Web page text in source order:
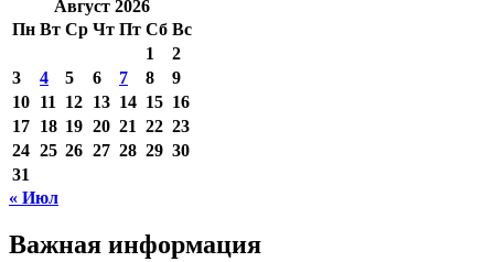
Август 2026
Пн Вт Ср Чт Пт Сб Вс
1
2
3
4 5 6 7 8
9
10 11 12 13 14 15 16
17 18 19 20 21 22 23
24 25 26 27 28 29 30
31
« Июл
Важная информация